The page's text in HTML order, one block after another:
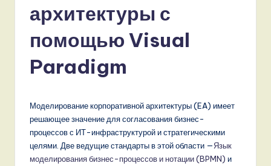
архитектуры с
помощью Visual
Paradigm
Моделирование корпоративной архитектуры (EA) имеет
решающее значение для согласования бизнес-
процессов с ИТ-инфраструктурой и стратегическими
целями. Две ведущие стандарты в этой области —Язык
моделирования бизнес-процессов и нотации (BPMN) и